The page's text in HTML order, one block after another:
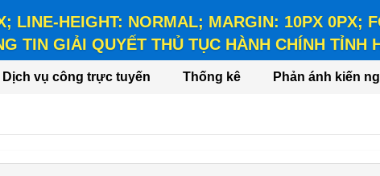
LINE-HEIGHT: NORMAL; MARGIN: 10PX 0PX;
TIN GIẢI QUYẾT THỦ TỤC HÀNH CHÍNH TỈNH
NORMAL; MARGIN: 10PX 0PX; FONT-WEIGHT:
Dịch vụ công trực tuyến Thống kê Phản ánh kiến